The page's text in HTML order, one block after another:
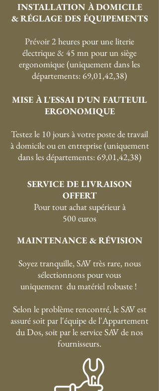
INSTALLATION À DOMICILE
& RÉGLAGE DES ÉQUIPEMENTS
Prévoir 2 heures pour une literie
électrique & 45 mn pour un siège
ergonomique (uniquement dans les
départements: 69,01,42,38)
MISE À L'ESSAI D'UN FAUTEUIL
ERGONOMIQUE
Testez le 10 jours à votre poste de travail
à domicile ou en entreprise (uniquement
dans les départements: 69,01,42,38)
SERVICE DE LIVRAISON
OFFERT
Pour tout achat supérieur à
500 euros
MAINTENANCE & RÉVISION
Soyez tranquille, SAV très rare, nous
sélectionnons pour vous
uniquement du matériel robuste !
Selon le problème rencontré, le SAV est
assuré soit par l'équipe de l'Appartement
du Dos, soit par le service SAV de nos
fournisseurs.